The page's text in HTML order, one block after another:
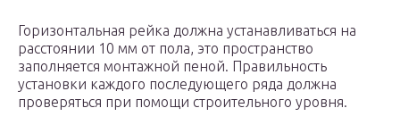
Горизонтальная рейка должна устанавливаться на
расстоянии 10 мм от пола, это пространство
заполняется монтажной пеной. Правильность
установки каждого последующего ряда должна
проверяться при помощи строительного уровня.